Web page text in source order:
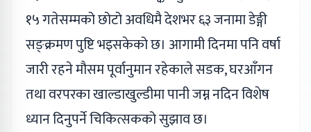
१५ गतेसम्मको छोटो अवधिमै देशभर ६३ जनामा डेङ्गी
सङ्क्रमण पुष्टि भइसकेको छ। आगामी दिनमा पनि वर्षा
जारी रहने मौसम पूर्वानुमान रहेकाले सडक, घरआँगन
तथा वरपरका खाल्डाखुल्डीमा पानी जम्न नदिन विशेष
ध्यान दिनुपर्ने चिकित्सकको सुझाव छ।